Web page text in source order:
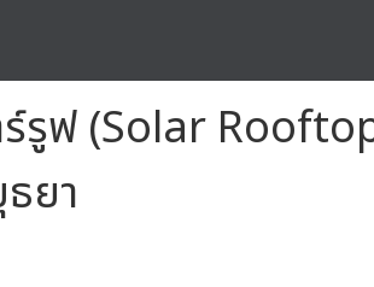
รูฟ (Solar
ยา